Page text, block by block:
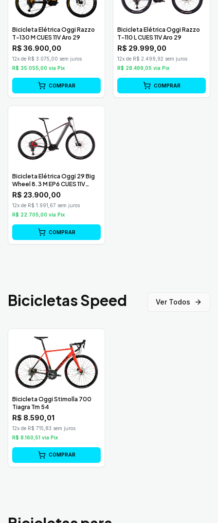
Bicicleta Elétrica Oggi Razzo
T-130 M CUES 11V Aro 29
R$ 36.900,00
12x de R$ 3.075,00 sem juros
R$ 35.055,00 via Pix
COMPRAR
Bicicleta Elétrica Oggi Razzo
T-110 L CUES 11V Aro 29
R$ 29.999,00
12x de R$ 2.499,92 sem juros
R$ 28.499,05 via Pix
COMPRAR
Bicicleta Elétrica Oggi 29 Big
Wheel 8.3 M EP6 CUES 11V
Grafite/Vermelho/Prata
R$ 23.900,00
12x de R$ 1.991,67 sem juros
R$ 22.705,00 via Pix
COMPRAR
Bicicletas Speed Ver Todos
Bicicleta Oggi Stimolla 700
Tiagra Tm 54
R$ 8.590,01
12x de R$ 715,83 sem juros
R$ 8.160,51 via Pix
COMPRAR